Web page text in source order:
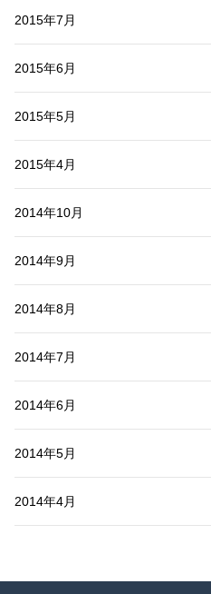
2015年7月
2015年6月
2015年5月
2015年4月
2014年10月
2014年9月
2014年8月
2014年7月
2014年6月
2014年5月
2014年4月